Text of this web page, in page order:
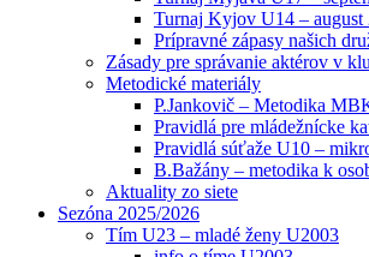
Turnaj Kyjov U14 – august
Prípravné zápasy našich
Zásady pre správanie aktérov v
Metodické materiály
P.Jankovič – Metodika
Pravidlá pre mládežnícke
Pravidlá súťaže U10 –
B.Bažány – metodika k
Aktuality zo siete
Sezóna 2025/2026
Tím U23 – mladé ženy U2003